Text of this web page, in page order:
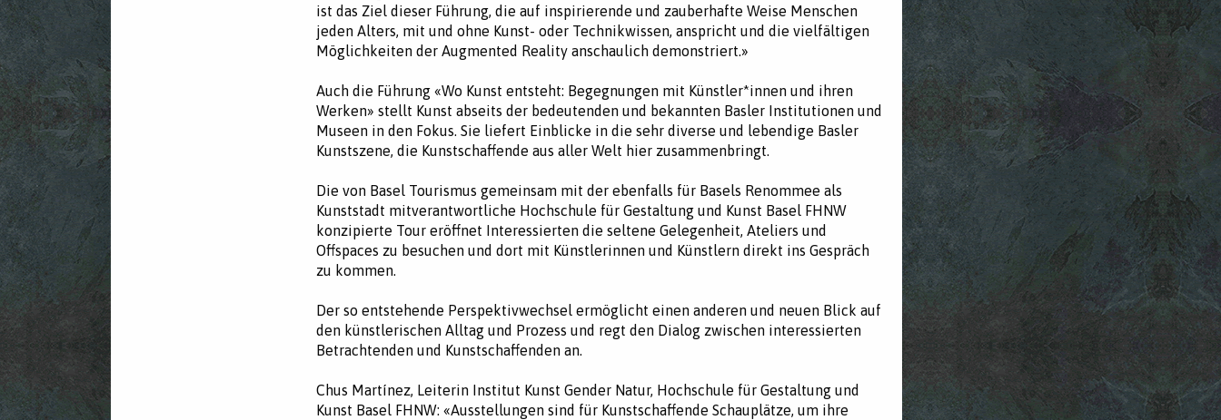
ist das Ziel dieser Führung, die auf inspirierende und zauberhafte Weise Menschen
jeden Alters, mit und ohne Kunst- oder Technikwissen, anspricht und die vielfältigen
Möglichkeiten der Augmented Reality anschaulich demonstriert.»
Auch die Führung «Wo Kunst entsteht: Begegnungen mit Künstler*innen und ihren
Werken» stellt Kunst abseits der bedeutenden und bekannten Basler Institutionen und
Museen in den Fokus. Sie liefert Einblicke in die sehr diverse und lebendige Basler
Kunstszene, die Kunstschaffende aus aller Welt hier zusammenbringt.
Die von Basel Tourismus gemeinsam mit der ebenfalls für Basels Renommee als
Kunststadt mitverantwortliche Hochschule für Gestaltung und Kunst Basel FHNW
konzipierte Tour eröffnet Interessierten die seltene Gelegenheit, Ateliers und
Offspaces zu besuchen und dort mit Künstlerinnen und Künstlern direkt ins Gespräch
zu kommen.
Der so entstehende Perspektivwechsel ermöglicht einen anderen und neuen Blick auf
den künstlerischen Alltag und Prozess und regt den Dialog zwischen interessierten
Betrachtenden und Kunstschaffenden an.
Chus Martínez, Leiterin Institut Kunst Gender Natur, Hochschule für Gestaltung und
Kunst Basel FHNW: «Ausstellungen sind für Kunstschaffende Schauplätze, um ihre